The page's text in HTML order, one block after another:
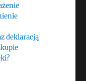
deklaracją